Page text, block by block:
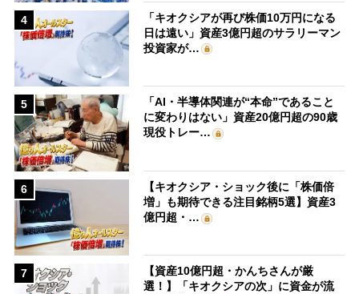
4
「キオクシアが再び株価10万円になる
日は遠い」資産3億円超のサラリーマン
投資家が…
5
「AI・半導体関連が“本命”であること
に変わりはない」資産20億円超の90歳
現役トレー…
6
【キオクシア・ショック後に「株価倍
増」も期待できる注目銘柄5選】資産3
億円超・…
7
【資産10億円超・かんちさんが厳
選！】「キオクシアの次」に資金が流